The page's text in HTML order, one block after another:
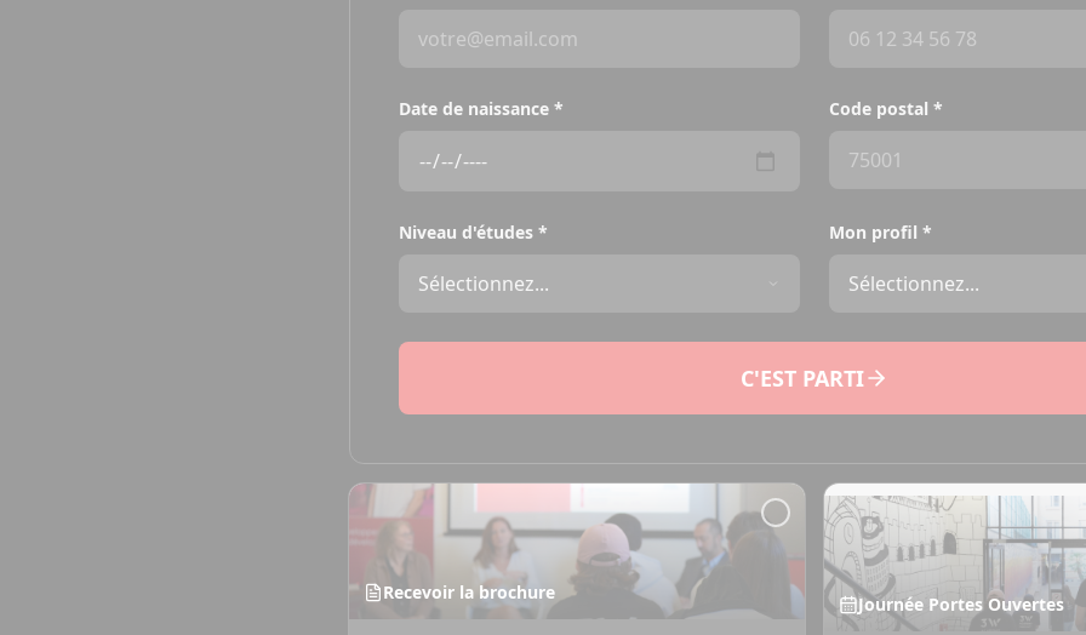
Date de naissance * Code postal *
Niveau d'études * Mon profil *
C'EST PARTI
Recevoir la brochure Journée Portes Ouvertes